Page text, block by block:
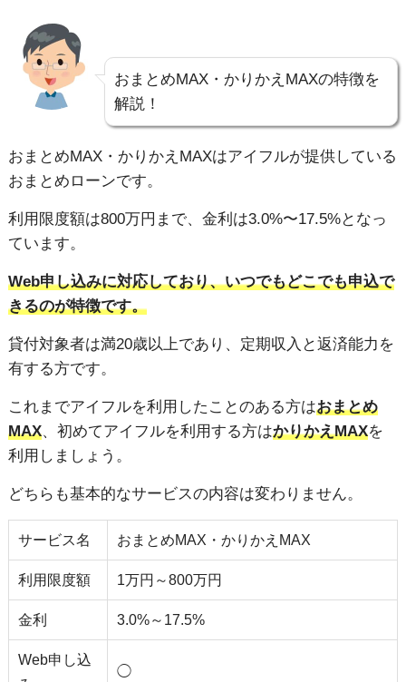
おまとめMAX・かりかえMAXの特徴を
解説！
おまとめMAX・かりかえMAXはアイフルが提供している
おまとめローンです。
利用限度額は800万円まで、金利は3.0%〜17.5%となっ
ています。
Web申し込みに対応しており、いつでもどこでも申込で
きるのが特徴です。
貸付対象者は満20歳以上であり、定期収入と返済能力を
有する方です。
これまでアイフルを利用したことのある方はおまとめ
MAX、初めてアイフルを利用する方はかりかえMAXを
利用しましょう。
どちらも基本的なサービスの内容は変わりません。
サービス名 おまとめMAX・かりかえMAX
利用限度額 1万円～800万円
金利 3.0%～17.5%
Web申し込
◯